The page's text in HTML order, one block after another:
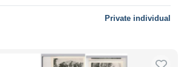
Private individual